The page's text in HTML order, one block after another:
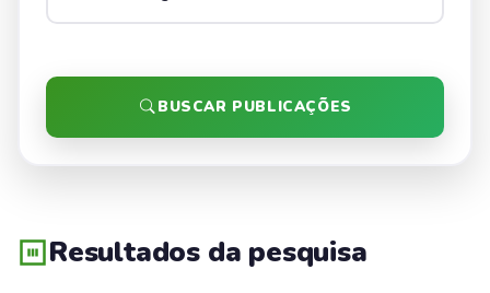
BUSCAR PUBLICAÇÕES
Resultados da pesquisa